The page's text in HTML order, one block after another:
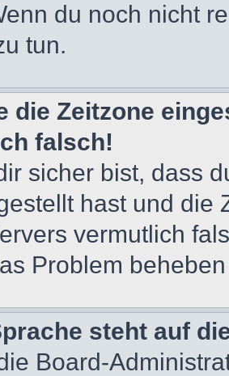
du noch nicht
tun.
die Zeitzone
falsch!
sicher bist, dass
hast und die
vermutlich
Problem
steht auf
Board-